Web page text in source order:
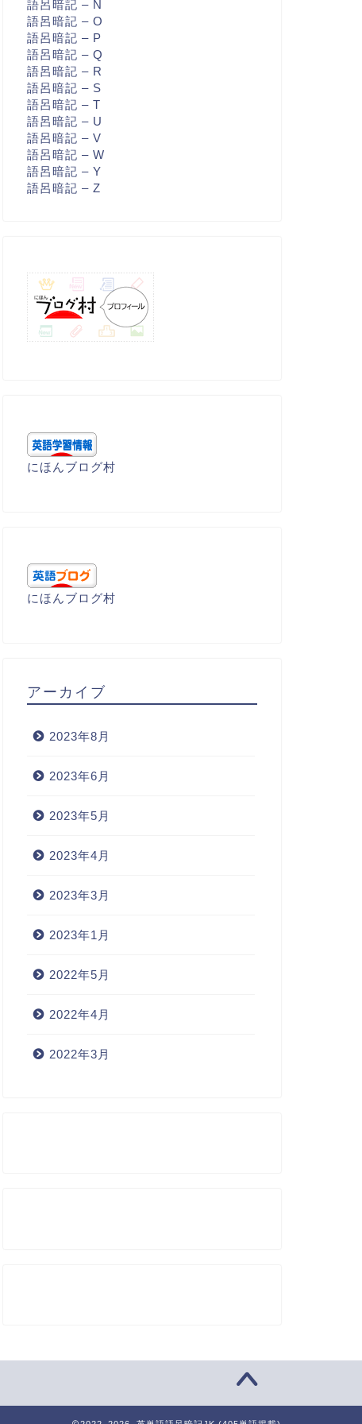
wound （傷つける）
語呂暗記 – N
語呂暗記 – O
語呂暗記 – P
語呂暗記 – Q
語呂暗記 – R
語呂暗記 – S
語呂暗記 – T
語呂暗記 – U
語呂暗記 – V
語呂暗記 – W
語呂暗記 – Y
語呂暗記 – Z
にほんブログ村
にほんブログ村
アーカイブ
2023年8月
2023年6月
2023年5月
2023年4月
2023年3月
2023年1月
2022年5月
2022年4月
2022年3月